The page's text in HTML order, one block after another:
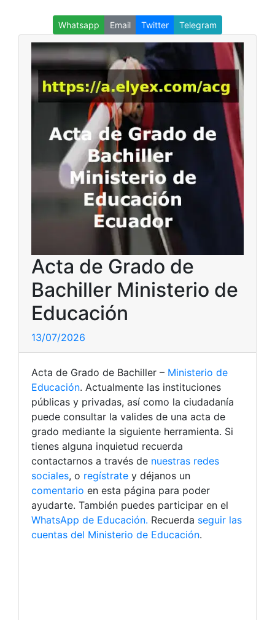
Whatsapp Email Twitter Telegram
Acta de Grado de
Bachiller Ministerio de
Educación
13/07/2026
Acta de Grado de Bachiller – Ministerio de
Educación. Actualmente las instituciones
públicas y privadas, así como la ciudadanía
puede consultar la valides de una acta de
grado mediante la siguiente herramienta. Si
tienes alguna inquietud recuerda
contactarnos a través de nuestras redes
sociales, o regístrate y déjanos un
comentario en esta página para poder
ayudarte. También puedes participar en el
WhatsApp de Educación. Recuerda seguir las
cuentas del Ministerio de Educación.